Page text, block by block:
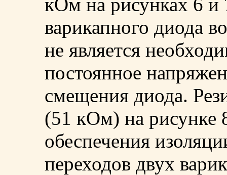
варикапного диода
не является
постоянное
смещения диода.
(51 кОм) на рисунке
обеспечения
переходов двух